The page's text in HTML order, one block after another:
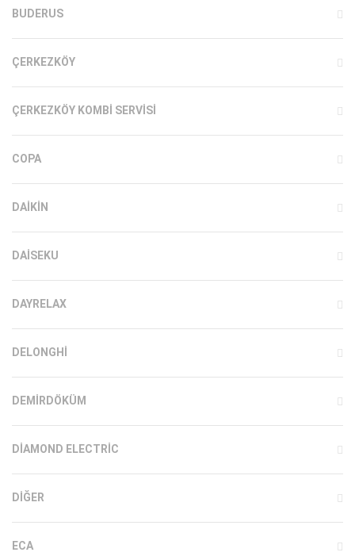
BUDERUS
ÇERKEZKÖY
ÇERKEZKÖY KOMBI SERVISI
COPA
DAIKIN
DAISEKU
DAYRELAX
DELONGHI
DEMIRDÖKÜM
DIAMOND ELECTRIC
DIĞER
ECA